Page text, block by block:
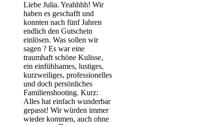
Liebe Julia. Yeahhhh! Wir
haben es geschafft und
konnten nach fünf Jahren
endlich den Gutschein
einlösen. Was sollen wir
sagen ? Es war eine
traumhaft schöne Kulisse,
ein einfühlsames, lustiges,
kurzweiliges, professionelles
und doch persönliches
Familienshooting. Kurz:
Alles hat einfach wunderbar
gepasst! Wir würden immer
wieder kommen, auch ohne